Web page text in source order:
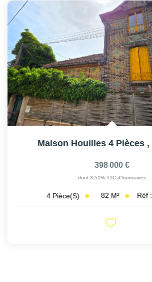
Maison Houilles 4 Pièces ,
398 000 €
dont 3,51% TTC d'honoraires
4 Pièce(s) 82 M² Réf :